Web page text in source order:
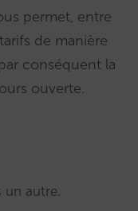
permet, entre
de manière
conséquent la
ouverte.
autre.